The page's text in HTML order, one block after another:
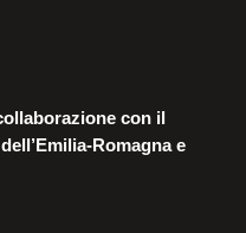
con il
Romagna e